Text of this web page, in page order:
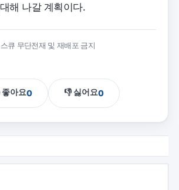
해 나갈 계획이다.
큐 무단전재 및 재배포 금지
좋아요0 👎 싫어요0